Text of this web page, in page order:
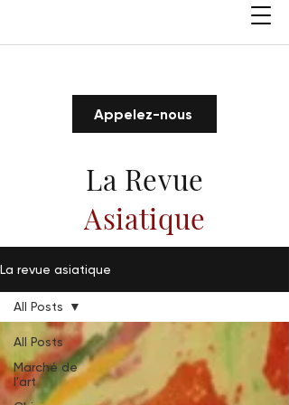
Appelez-nous
La Revue
Asiatique
La revue asiatique
All Posts
Marché de
l'art
All Posts